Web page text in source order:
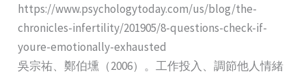
https://www.psychologytoday.com/us/blog/the-
chronicles-infertility/201905/8-questions-check-if-
youre-emotionally-exhausted
吳宗祐、鄭伯壎（2006）。工作投入、調節他人情緒